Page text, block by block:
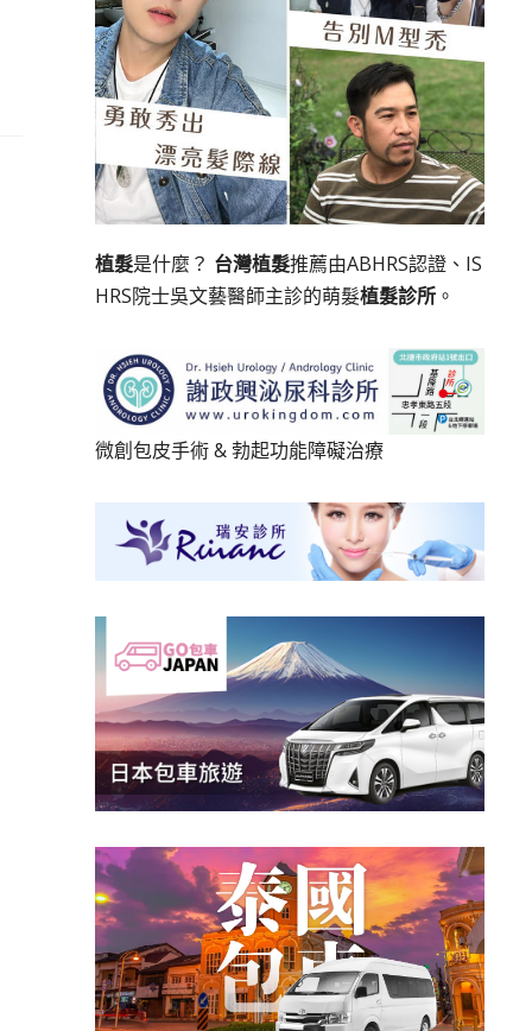
植髮是什麼？ 台灣植髮推薦由ABHRS認證、IS
HRS院士吳文藝醫師主診的萌髮植髮診所。
微創包皮手術&勃起功能障礙治療